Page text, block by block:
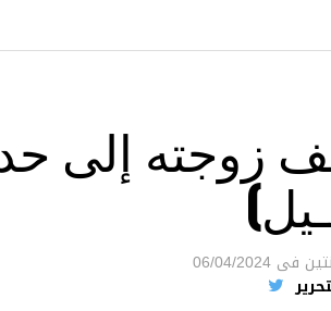
زوجته إلى
فى 06/04/2024